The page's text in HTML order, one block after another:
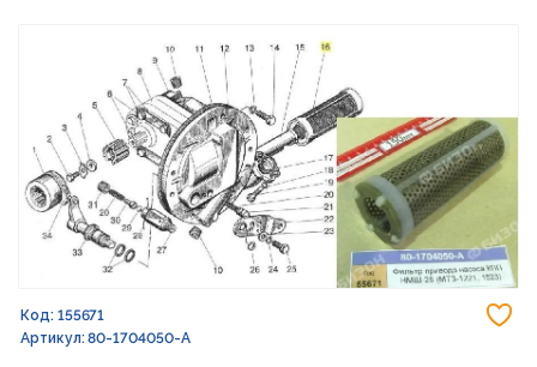
Код: 155671
Артикул: 80-1704050-А